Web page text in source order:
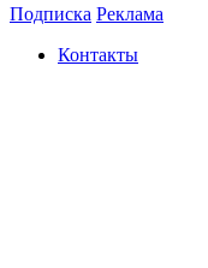
Подписка Реклама
Контакты